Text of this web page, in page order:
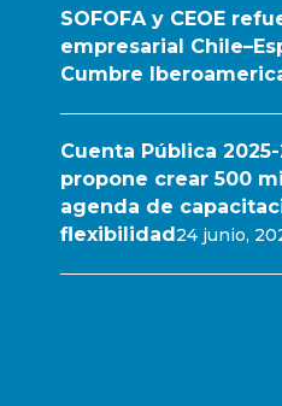
SOFOFA y CEOE
empresarial
Cumbre
Cuenta Pública 2025-
propone crear 500
agenda de
flexibilidad24 junio,